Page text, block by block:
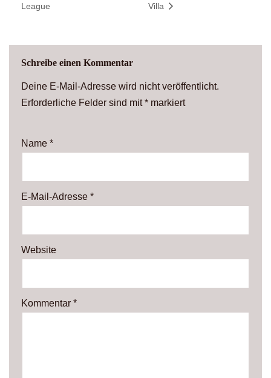
League
Villa
Schreibe einen Kommentar
Deine E-Mail-Adresse wird nicht veröffentlicht.
Erforderliche Felder sind mit* markiert
Name *
E-Mail-Adresse *
Website
Kommentar *